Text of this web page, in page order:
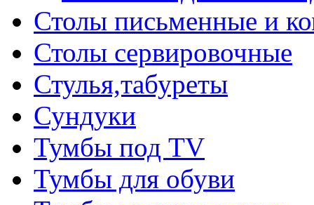
Столы письменные и
Столы сервировочные
Стулья,табуреты
Сундуки
Тумбы под TV
Тумбы для обуви